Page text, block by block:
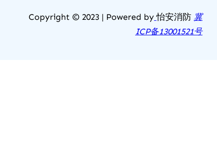
Copyright © 2023 | Powered by 怡安消防 冀
ICP备13001521号